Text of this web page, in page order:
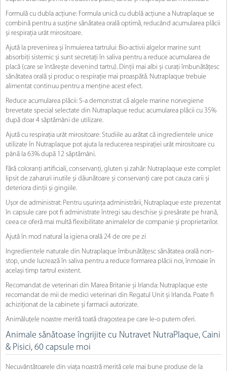
Formulă cu dubla acțiune: Formula unică cu dublă acțiune a Nutraplaque se
combină pentru a susține sănătatea orală optimă, reducând acumularea plăcii
și respirația urât mirositoare.
Ajută la prevenirea și înmuierea tartrului: Bio-activii algelor marine sunt
absorbiți sistemic și sunt secretați în saliva pentru a reduce acumularea de
placă (care se întărește devenind tartru). Dinții mai albi și curați îmbunătățesc
sănătatea orală și produc o respirație mai proaspătă. Nutraplaque trebuie
alimentat continuu pentru a menține acest efect.
Reduce acumularea plăcii: S-a demonstrat că algele marine norvegiene
brevetate special selectate din Nutraplaque reduc acumularea plăcii cu 35%
după doar 4 săptămâni de utilizare.
Ajută cu respirația urât mirositoare: Studiile au arătat că ingredientele unice
utilizate în Nutraplaque pot ajuta la reducerea respirației urât mirositoare cu
până la 63% după 12 săptămâni.
Fără coloranți artificiali, conservanți, gluten și zahăr: Nutraplaque este complet
lipsit de zaharuri inutile și dăunătoare și conservanți care pot cauza carii și
deteriora dinții și gingiile.
Ușor de administrat: Pentru ușurința administrării, Nutraplaque este prezentat
în capsule care pot fi administrate întregi sau deschise și presărate pe hrană,
ceea ce oferă mai multă flexibilitate animalelor de companie și proprietarilor.
Ajută în mod natural la igiena orală 24 de ore pe zi
Ingredientele naturale din Nutraplaque îmbunătățesc sănătatea orală non-
stop, unde lucrează în saliva pentru a reduce formarea plăcii noi, înmoaie în
același timp tartrul existent.
Recomandat de veterinari din Marea Britanie și Irlanda: Nutraplaque este
recomandat de mii de medici veterinari din Regatul Unit și Irlanda. Poate fi
achiziționat de la cabinete și farmacii autorizate.
Animăluțele noastre merită toată dragostea pe care le-o putem oferi.
Animale sănătoase îngrijite cu Nutravet NutraPlaque, Caini
& Pisici, 60 capsule moi
Necuvântătoarele din viața noastră merită cele mai bune produse de la